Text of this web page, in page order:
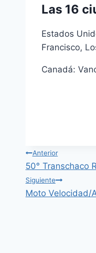
Las 16
Estados
Francisco,
Canadá:
Anterior
50° Transchaco
Siguiente
Moto Velocidad/